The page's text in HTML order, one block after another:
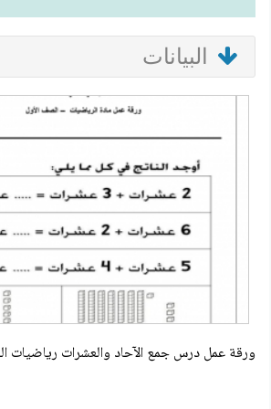
البيانات
ورقة عمل درس جمع الآحاد والعشرات رياضيات